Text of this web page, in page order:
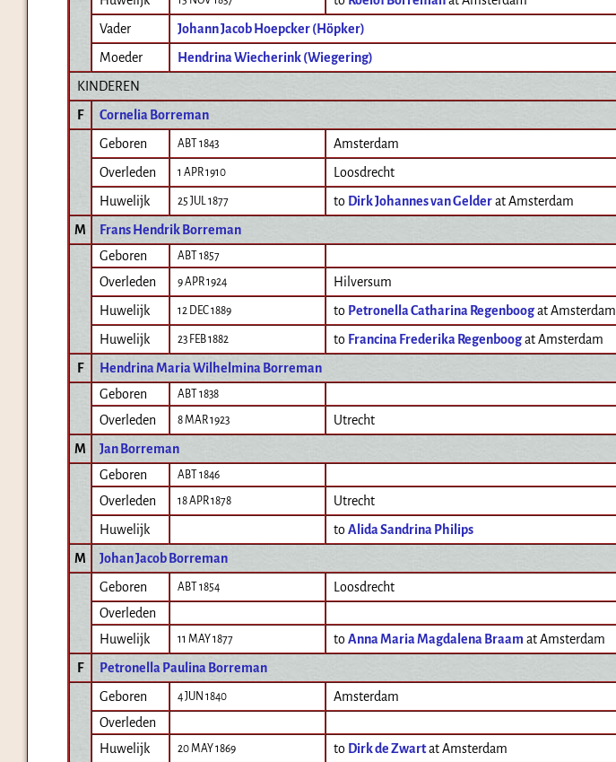
Vader
Johann Jacob Hoepcker (Höpker)
Moeder
Hendrina Wiecherink (Wiegering)
KINDEREN
F
Cornelia Borreman
Geboren
ABT 1843
Amsterdam
Overleden
1 APR 1910
Loosdrecht
Huwelijk
25 JUL 1877 to Dirk Johannes van Gelderat Amsterdam
M
Frans Hendrik Borreman
Geboren
ABT 1857
Overleden 9 APR 1924
Hilversum
Huwelijk
12 DEC 1889 to Petronella Catharina Regenboogat Amsterdam
Huwelijk
23 FEB 1882 to Francina Frederika Regenboogat Amsterdam
F
Hendrina Maria Wilhelmina Borreman
Geboren
ABT 1838
Overleden 8 MAR 1923
Utrecht
M
Jan Borreman
Geboren
ABT 1846
Overleden 18 APR 1878
Utrecht
Huwelijk
toAlida Sandrina Philips
M
Johan Jacob Borreman
Geboren
ABT 1854
Loosdrecht
Overleden
Huwelijk
11 MAY 1877 toAnna Maria Magdalena Braam at Amsterdam
F
Petronella Paulina Borreman
Geboren
4 JUN 1840
Amsterdam
Overleden
Huwelijk
20 MAY 1869 to Dirk de Zwartat Amsterdam